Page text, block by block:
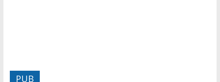
PUB